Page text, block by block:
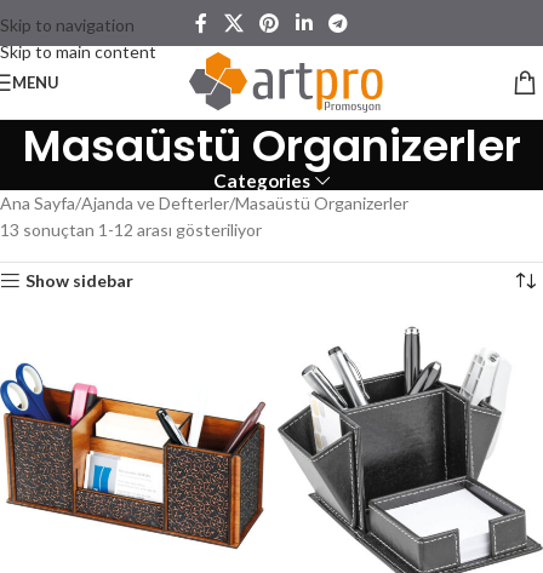
Skip to navigation
Skip to main content
MENU
Masaüstü Organizerler
Categories
Ana Sayfa Ajanda ve Defterler Masaüstü Organizerler
13 sonuçtan 1-12 arası gösteriliyor
Show sidebar